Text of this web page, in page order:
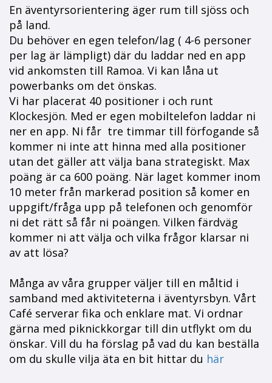
En äventyrsorientering äger rum till sjöss och
på land.
Du behöver en egen telefon/lag ( 4-6 personer
per lag är lämpligt) där du laddar ned en app
vid ankomsten till Ramoa. Vi kan låna ut
powerbanks om det önskas.
Vi har placerat 40 positioner i och runt
Klockesjön. Med er egen mobiltelefon laddar ni
ner en app. Ni får tre timmar till förfogande så
kommer ni inte att hinna med alla positioner
utan det gäller att välja bana strategiskt. Max
poäng är ca 600 poäng. När laget kommer inom
10 meter från markerad position så komer en
uppgift/fråga upp på telefonen och genomför
ni det rätt så får ni poängen. Vilken färdväg
kommer ni att välja och vilka frågor klarsar ni
av att lösa?
Många av våra grupper väljer till en måltid i
samband med aktiviteterna i äventyrsbyn. Vårt
Café serverar fika och enklare mat. Vi ordnar
gärna med piknickkorgar till din utflykt om du
önskar. Vill du ha förslag på vad du kan beställa
om du skulle vilja äta en bit hittar du här